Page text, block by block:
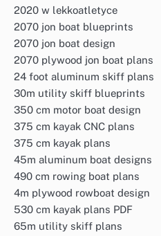
2020 w lekkoatletyce
2070 jon boat blueprints
2070 jon boat design
2070 plywood jon boat plans
24 foot aluminum skiff plans
30m utility skiff blueprints
350 cm motor boat design
375 cm kayak CNC plans
375 cm kayak plans
45m aluminum boat designs
490 cm rowing boat plans
4m plywood rowboat design
530 cm kayak plans PDF
65m utility skiff plans